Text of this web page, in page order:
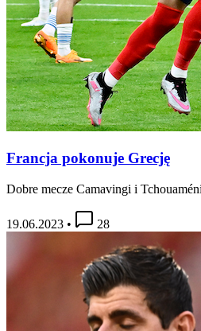
Francja pokonuje Grecję
Dobre mecze Camavingi i
19.06.2023 • 28